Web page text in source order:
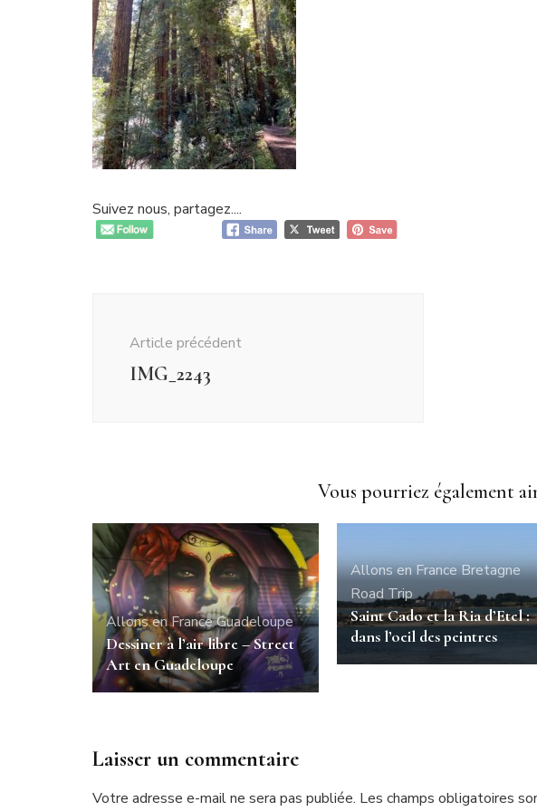
Suivez nous, partagez....
Article précédent
IMG_2243
Vous pourriez également
Allons en FranceGuadeloupe
Dessiner à l’air libre – Street
Art en Guadeloupe
Allons en FranceBretagne
Road Trip
Saint Cado et la Ria d’Etel :
dans l’oeil des peintres
Laisser un commentaire
Votre adresse e-mail ne sera pas publiée. Les champs obligatoires